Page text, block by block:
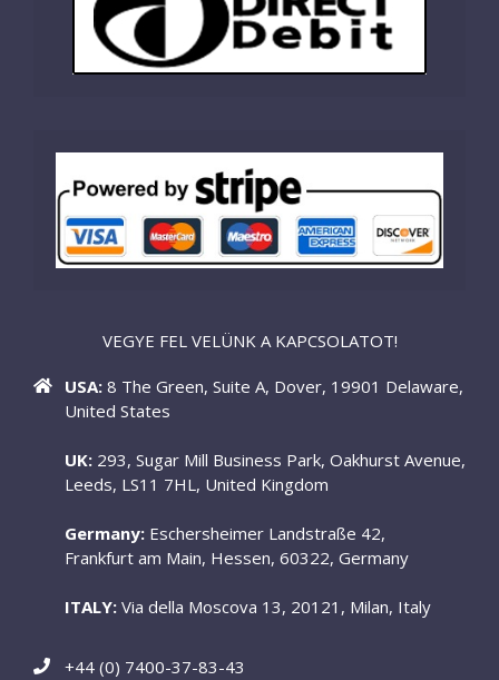
VEGYE FEL VELÜNK A KAPCSOLATOT!
USA: 8 The Green, Suite A, Dover, 19901 Delaware,
United States
UK: 293, Sugar Mill Business Park, Oakhurst Avenue,
Leeds, LS11 7HL, United Kingdom
Germany: Eschersheimer Landstraße 42,
Frankfurt am Main, Hessen, 60322, Germany
ITALY: Via della Moscova 13, 20121, Milan, Italy
+44 (0) 7400-37-83-43